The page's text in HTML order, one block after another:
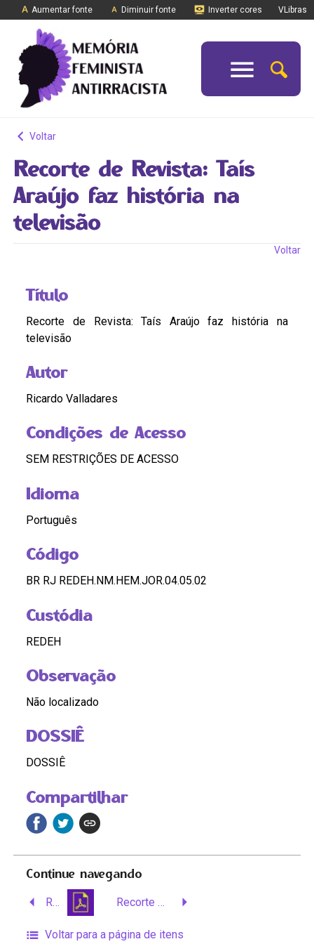
Aumentar fonte Diminuir fonte Inverter cores VLibras
Voltar
Recorte de Revista: Taís
Araújo faz história na
televisão
Voltar
Compartilhar
Título
Recorte de Revista: Taís Araújo faz história na
televisão
Autor
Ricardo Valladares
Condições de Acesso
SEM RESTRIÇÕES DE ACESSO
Idioma
Português
Código
BR RJ REDEH.NM.HEM.JOR.04.05.02
Custódia
REDEH
Observação
Não localizado
DOSSIÊ
DOSSIÊ
Continue navegando
Raízes Quilombolas Recorte de Jornal: “Todo poder ao povo preto”, pede Preta Gil
Voltar para a página de itens